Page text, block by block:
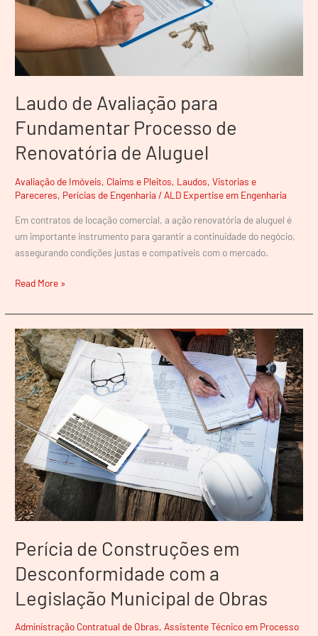
Laudo de Avaliação para
Fundamentar Processo de
Renovatória de Aluguel
Avaliação de Imóveis, Claims e Pleitos, Laudos, Vistorias e
Pareceres, Perícias de Engenharia / ALD Expertise em Engenharia
Em contratos de locação comercial, a ação renovatória de aluguel é
um importante instrumento para garantir a continuidade do negócio,
assegurando condições justas e compatíveis com o mercado.
Renovatória
Aluguel
Read More »
Perícia de Construções em
Desconformidade com a
Legislação Municipal de Obras
Administração Contratual de Obras, Assistente Técnico em Processo
Perícia
de
Construções
em
Desconformidade
com
a
Legislação
Municipal
de
Obras